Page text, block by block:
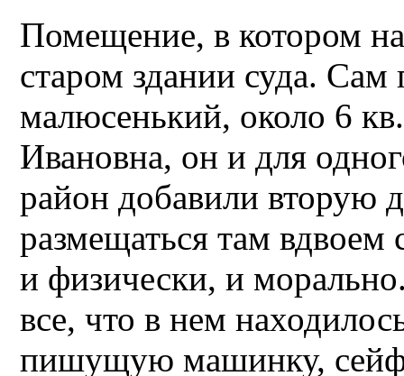
Помещение, в котором
старом здании суда. Сам
малюсенький, около 6
Ивановна, он и для
район добавили вторую
размещаться там
и физически, и
все, что в нем
пишущую машинку,